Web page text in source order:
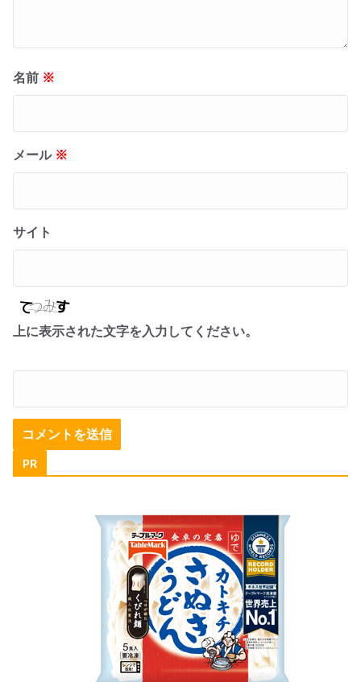
名前 ※
メール ※
サイト
上に表示された文字を入力してください。
PR